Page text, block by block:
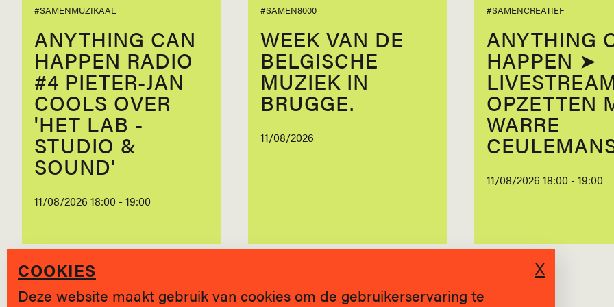
#SAMENMUZIKAAL
ANYTHING CAN
HAPPEN RADIO
#4 PIETER-JAN
COOLS OVER
'HET LAB -
STUDIO &
SOUND'
11/08/2026 18:00 - 19:00
#SAMEN8000
WEEK VAN DE
BELGISCHE
MUZIEK IN
BRUGGE.
11/08/2026
#SAMENCREATIEF
ANYTHING
HAPPEN ➤
OPZETTEN
WARRE
11/08/2026 18:00 - 19:00
COOKIES
Deze website maakt gebruik van cookies om de gebruikerservaring te
X